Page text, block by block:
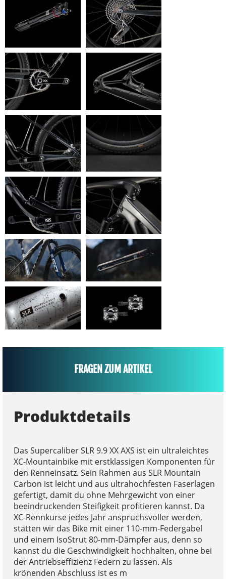
FRAGEN ZUM ARTIKEL
Produktdetails
Das Supercaliber SLR 9.9 XX AXS ist ein ultraleichtes
XC-Mountainbike mit erstklassigen Komponenten für
den Renneinsatz. Sein Rahmen aus SLR Mountain
Carbon ist leicht und aus ultrahochfesten Faserlagen
gefertigt, damit du ohne Mehrgewicht von einer
beeindruckenden Steifigkeit profitieren kannst. Da
XC-Rennkurse jedes Jahr anspruchsvoller werden,
statten wir das Bike mit einer 110-mm-Federgabel
und einem IsoStrut 80-mm-Dämpfer aus, denn so
kannst du die Geschwindigkeit hochhalten, ohne bei
der Antriebseffizienz Federn zu lassen. Als
krönenden Abschluss ist es m